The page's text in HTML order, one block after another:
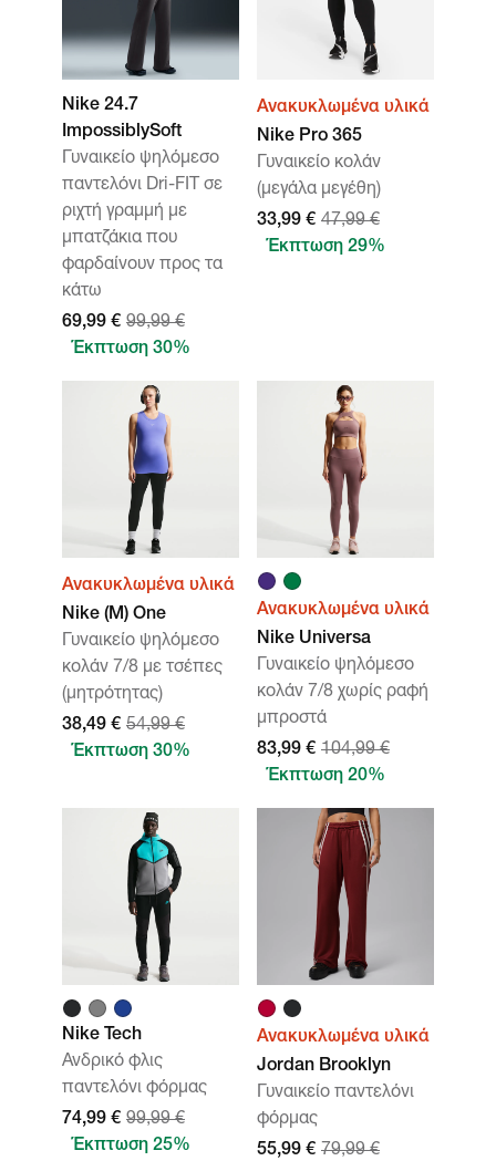
Nike 24.7
ImpossiblySoft
Γυναικείο ψηλόμεσο
παντελόνι Dri-FIT σε
ριχτή γραμμή με
μπατζάκια που
φαρδαίνουν προς τα
κάτω
69,99 € 99,99 €
Έκπτωση 30%
Ανακυκλωμένα υλικά
Nike Pro 365
Γυναικείο κολάν
(μεγάλα μεγέθη)
33,99 € 47,99 €
Έκπτωση 29%
Ανακυκλωμένα υλικά
Nike (M) One
Γυναικείο ψηλόμεσο
κολάν 7/8 με τσέπες
(μητρότητας)
38,49 € 54,99 €
Έκπτωση 30%
Ανακυκλωμένα υλικά
Nike Universa
Γυναικείο ψηλόμεσο
κολάν 7/8 χωρίς ραφή
μπροστά
83,99 € 104,99 €
Έκπτωση 20%
Nike Tech
Ανδρικό φλις
παντελόνι φόρμας
74,99 € 99,99 €
Έκπτωση 25%
Ανακυκλωμένα υλικά
Jordan Brooklyn
Γυναικείο παντελόνι
φόρμας
55,99 € 79,99 €